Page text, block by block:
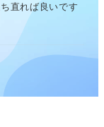
直れば良いです